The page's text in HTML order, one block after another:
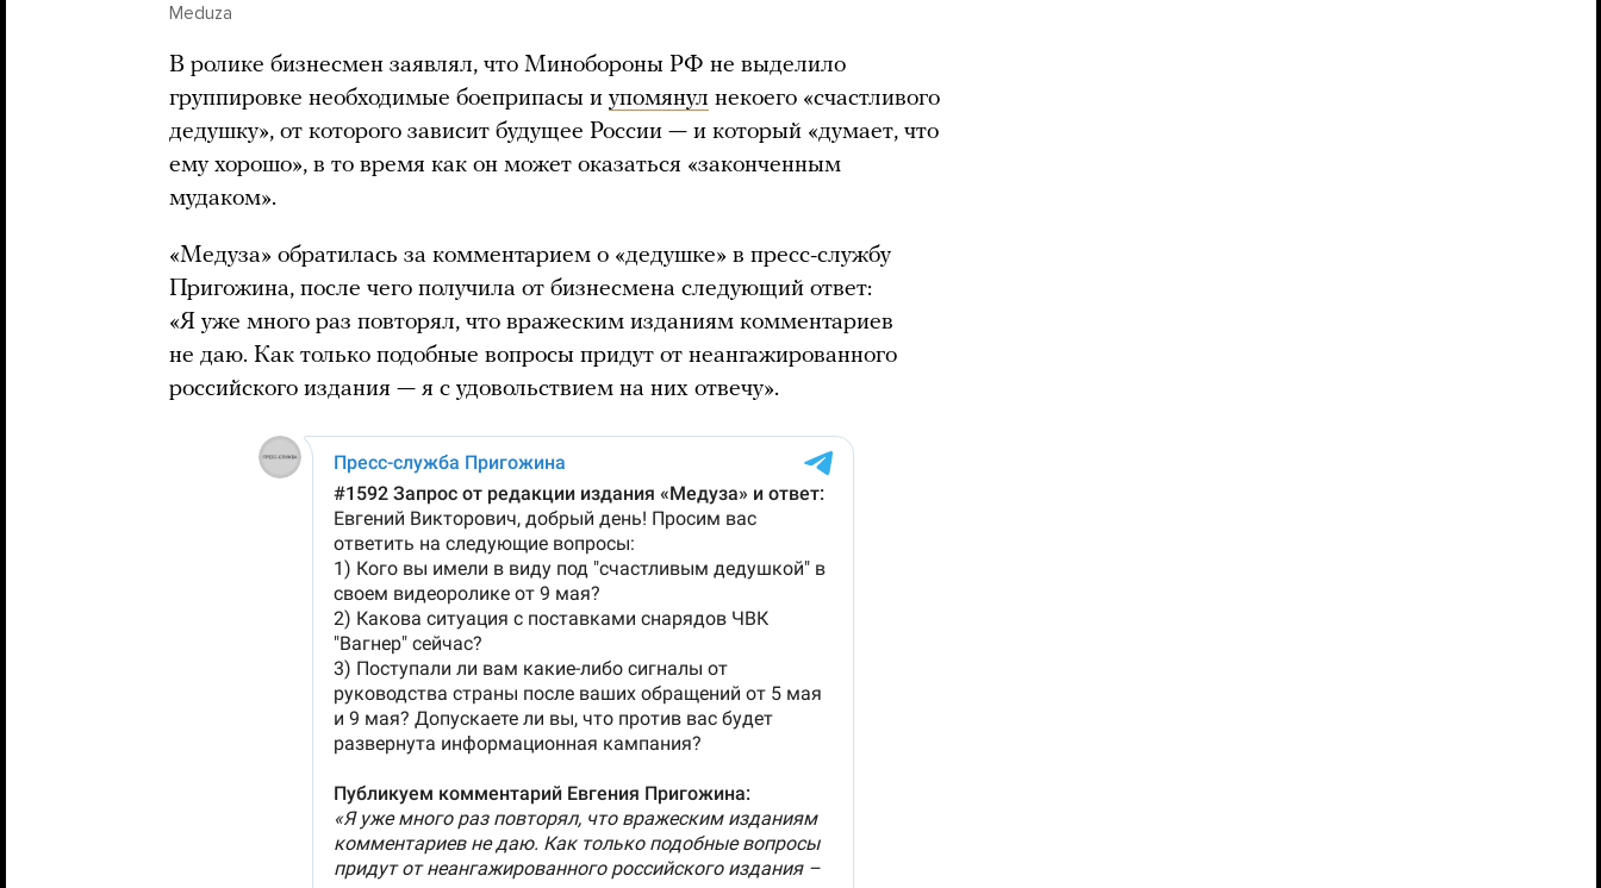
Meduza
В ролике бизнесмен заявлял, что Минобороны РФ не выделило
группировке необходимые боеприпасы и упомянул некоего «счастливого
дедушку», от которого зависит будущее России — и который «думает, что
ему хорошо», в то время как он может оказаться «законченным
мудаком».
«Медуза» обратилась за комментарием о «дедушке» в пресс-службу
Пригожина, после чего получила от бизнесмена следующий ответ:
«Я уже много раз повторял, что вражеским изданиям комментариев
не даю. Как только подобные вопросы придут от неангажированного
российского издания — я с удовольствием на них отвечу».